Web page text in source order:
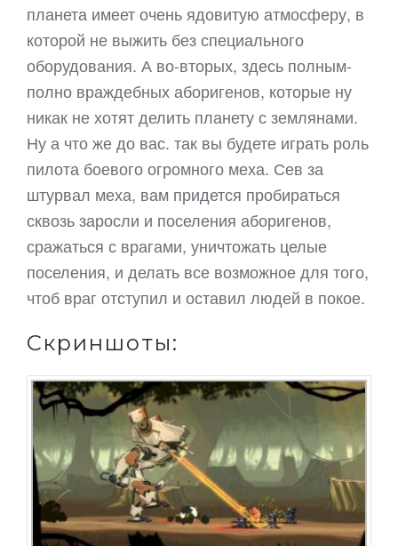
планета имеет очень ядовитую атмосферу, в
которой не выжить без специального
оборудования. А во-вторых, здесь полным-
полно враждебных аборигенов, которые ну
никак не хотят делить планету с землянами.
Ну а что же до вас. так вы будете играть роль
пилота боевого огромного меха. Сев за
штурвал меха, вам придется пробираться
сквозь заросли и поселения аборигенов,
сражаться с врагами, уничтожать целые
поселения, и делать все возможное для того,
чтоб враг отступил и оставил людей в покое.
Скриншоты: